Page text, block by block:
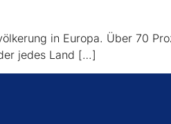
in Europa. Über 70
jedes Land […]